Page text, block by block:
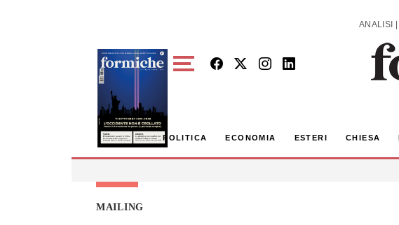
POLITICA ECONOMIA ESTERI CHIESA
MAILING